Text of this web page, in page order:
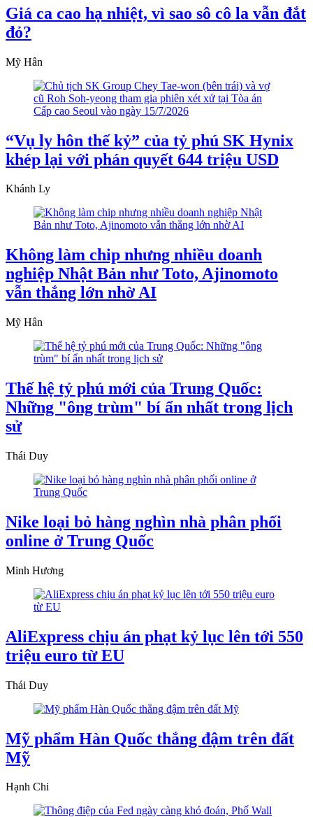
Giá ca cao hạ nhiệt, vì sao sô cô la vẫn đắt
đỏ?
Mỹ Hân
“Vụ ly hôn thế kỷ” của tỷ phú SK Hynix
khép lại với phán quyết 644 triệu USD
Khánh Ly
Không làm chip nhưng nhiều doanh
nghiệp Nhật Bản như Toto, Ajinomoto
vẫn thắng lớn nhờ AI
Mỹ Hân
Thế hệ tỷ phú mới của Trung Quốc:
Những "ông trùm" bí ẩn nhất trong lịch
sử
Thái Duy
Nike loại bỏ hàng nghìn nhà phân phối
online ở Trung Quốc
Minh Hương
AliExpress chịu án phạt kỷ lục lên tới 550
triệu euro từ EU
Thái Duy
Mỹ phẩm Hàn Quốc thắng đậm trên đất
Mỹ
Hạnh Chi